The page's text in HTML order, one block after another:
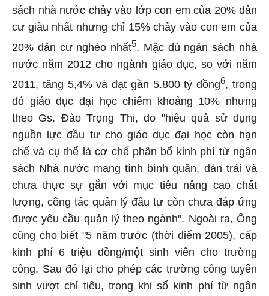
sách nhà nước chảy vào lớp con em của 20% dân
cư giàu nhất nhưng chỉ 15% chảy vào con em của
20% dân cư nghèo nhất5. Mặc dù ngân sách nhà
nước năm 2012 cho ngành giáo dục, so với năm
2011, tăng 5,4% và đạt gần 5.800 tỷ đồng6, trong
đó giáo dục đại học chiếm khoảng 10% nhưng
theo Gs. Đào Trọng Thi, do "hiệu quả sử dụng
nguồn lực đầu tư cho giáo dục đại học còn hạn
chế và cụ thể là cơ chế phân bổ kinh phí từ ngân
sách Nhà nước mang tính bình quân, dàn trải và
chưa thực sự gắn với mục tiêu nâng cao chất
lượng, công tác quản lý đầu tư còn chưa đáp ứng
được yêu cầu quản lý theo ngành". Ngoài ra, Ông
cũng cho biết "5 năm trước (thời điểm 2005), cấp
kinh phí 6 triệu đồng/một sinh viên cho trường
công. Sau đó lại cho phép các trường công tuyển
sinh vượt chỉ tiêu, trong khi số kinh phí từ ngân